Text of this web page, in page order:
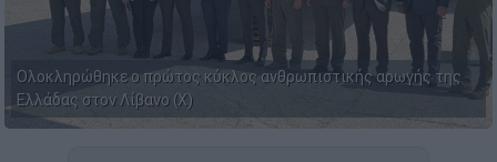
Ολοκληρώθηκε ο πρώτος κύκλος ανθρωπιστικής αρωγής της
Ελλάδας στον Λίβανο (Χ)